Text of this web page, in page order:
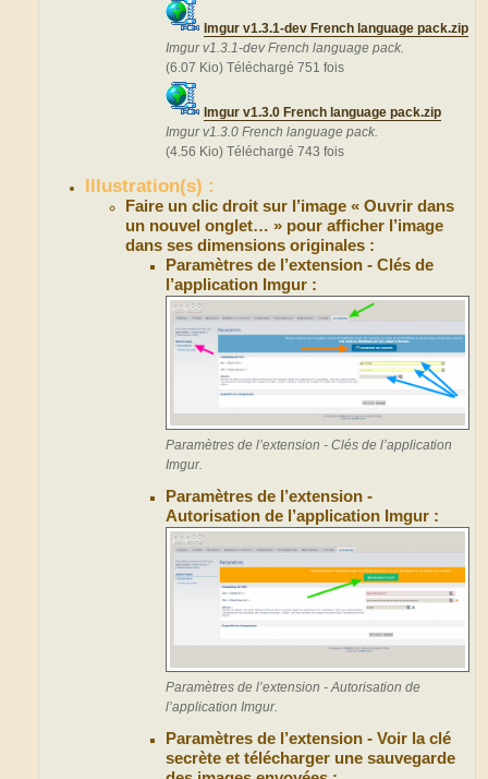
Imgur v1.3.1-dev French language pack.zip
Imgur v1.3.1-dev French language pack.
(6.07 Kio) Téléchargé 751 fois
Imgur v1.3.0 French language pack.zip
Imgur v1.3.0 French language pack.
(4.56 Kio) Téléchargé 743 fois
Illustration(s) :
Faire un clic droit sur l’image « Ouvrir dans
un nouvel onglet… » pour afficher l’image
dans ses dimensions originales :
Paramètres de l’extension - Clés de
l’application Imgur :
Paramètres de l’extension - Clés de l’application
Imgur.
Paramètres de l’extension -
Autorisation de l’application Imgur :
Paramètres de l’extension - Autorisation de
l’application Imgur.
Paramètres de l’extension - Voir la clé
secrète et télécharger une sauvegarde